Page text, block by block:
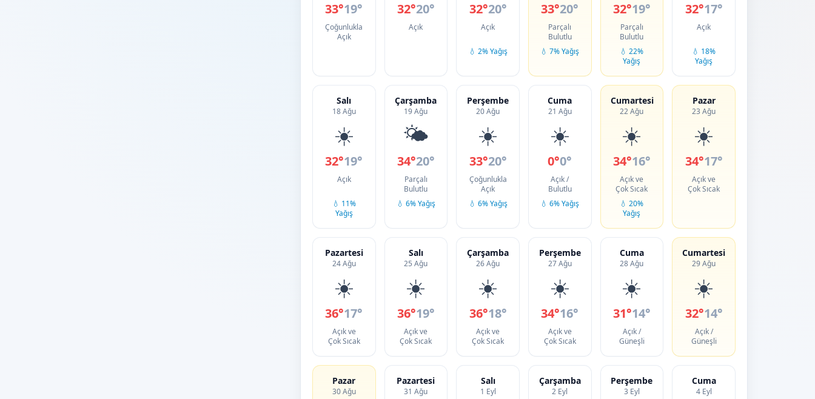
33°19°
Çoğunlukla
Açık
32°20°
Açık
32°20°
Açık
💧 2% Yağış
33°20°
Parçalı
Bulutlu
💧 7% Yağış
32°19°
Parçalı
Bulutlu
💧 22%
Yağış
32°17°
Açık
💧 18%
Yağış
Salı
18 Ağu
☀️
32°19°
Açık
💧 11%
Yağış
Çarşamba
19 Ağu
🌤️
34°20°
Parçalı
Bulutlu
💧 6% Yağış
Perşembe
20 Ağu
☀️
33°20°
Çoğunlukla
Açık
💧 6% Yağış
Cuma
21 Ağu
☀️
0°0°
Açık /
Bulutlu
💧 6% Yağış
Cumartesi
22 Ağu
☀️
34°16°
Açık ve
Çok Sıcak
💧 20%
Yağış
Pazar
23 Ağu
☀️
34°17°
Açık ve
Çok Sıcak
Pazartesi
24 Ağu
☀️
36°17°
Açık ve
Çok Sıcak
Salı
25 Ağu
☀️
36°19°
Açık ve
Çok Sıcak
Çarşamba
26 Ağu
☀️
36°18°
Açık ve
Çok Sıcak
Perşembe
27 Ağu
☀️
34°16°
Açık ve
Çok Sıcak
Cuma
28 Ağu
☀️
31°14°
Açık /
Güneşli
Cumartesi
29 Ağu
☀️
32°14°
Açık /
Güneşli
Pazar
30 Ağu
Pazartesi
31 Ağu
Salı
1 Eyl
Çarşamba
2 Eyl
Perşembe
3 Eyl
Cuma
4 Eyl